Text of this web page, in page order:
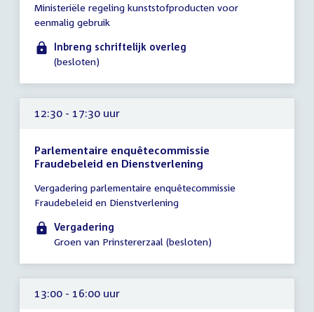
vergadering
tot
12:00
uur
Ministeriële regeling kunststofproducten voor
eenmalig gebruik
Inbreng schriftelijk overleg
(besloten)
12:30 - 17:30 uur
Parlementaire enquêtecommissie
Fraudebeleid en Dienstverlening
vergadering
12:30
17:30
Vergadering parlementaire enquêtecommissie
Fraudebeleid en Dienstverlening
Vergadering
Groen van Prinstererzaal (besloten)
13:00 - 16:00 uur